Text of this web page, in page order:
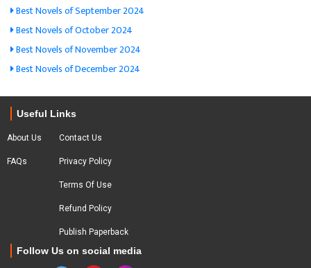
Best Novels of September 2024
Best Novels of October 2024
Best Novels of November 2024
Best Novels of December 2024
Useful Links
About Us
FAQs
Contact Us
Privacy Policy
Terms Of Use
Refund Policy
Publish Paperback
Follow Us on social media